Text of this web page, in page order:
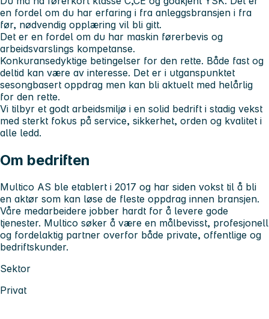
en fordel om du har erfaring i fra anleggsbransjen i fra
før, nødvendig opplæring vil bli gitt.
Det er en fordel om du har maskin førerbevis og
arbeidsvarslings kompetanse.
Konkuransedyktige betingelser for den rette. Både fast og
deltid kan være av interesse. Det er i utganspunktet
sesongbasert oppdrag men kan bli aktuelt med helårlig
for den rette.
Vi tilbyr et godt arbeidsmiljø i en solid bedrift i stadig vekst
med sterkt fokus på service, sikkerhet, orden og kvalitet i
alle ledd.
Om bedriften
Multico AS ble etablert i 2017 og har siden vokst til å bli
en aktør som kan løse de fleste oppdrag innen bransjen.
Våre medarbeidere jobber hardt for å levere gode
tjenester. Multico søker å være en målbevisst, profesjonell
og fordelaktig partner overfor både private, offentlige og
bedriftskunder.
Sektor
Privat